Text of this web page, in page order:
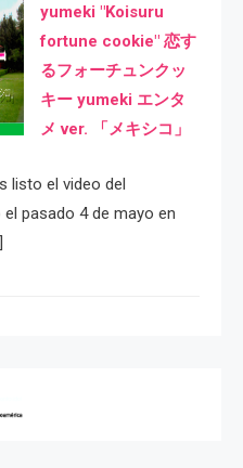
yumeki "Koisuru
fortune cookie" 恋す
るフォーチュンクッ
キー yumeki エンタ
メ ver. 「メキシコ」
listo el video del
pasado 4 de mayo en